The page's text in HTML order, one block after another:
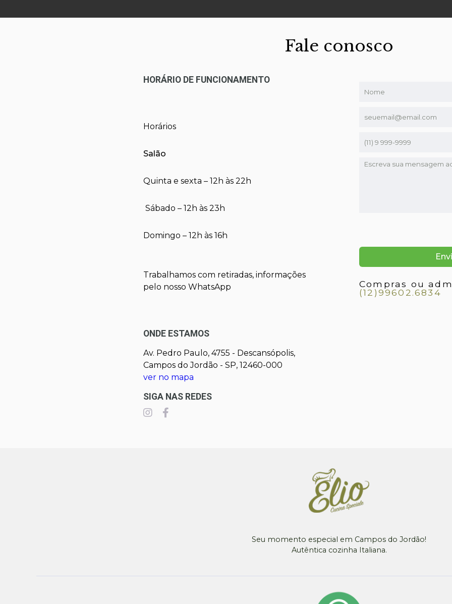
Fale conosco
HORÁRIO DE FUNCIONAMENTO
Horários
Salão
Quinta e sexta – 12h às 22h
Sábado – 12h às 23h
Domingo – 12h às 16h
Trabalhamos com retiradas, informações
pelo nosso WhatsApp
ONDE ESTAMOS
Av. Pedro Paulo, 4755 - Descansópolis,
Campos do Jordão - SP, 12460-000
ver no mapa
SIGA NAS REDES
Compras ou
(12)99602.6834
Seu momento especial em Campos do Jordão!
Autêntica cozinha Italiana.